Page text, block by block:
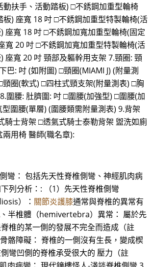
動扶手、活動踏板) □不銹鋼加重型輪椅
板) 座寬 18 吋 □不銹鋼加重型特製輪椅(活
座寬 18 吋 □不銹鋼加寬加重型輪椅(固定
寬 20 吋 □不銹鋼加寬加重型特製輪椅(活
座寬 20 吋 頸部及軀幹用支架 7.頸圈: 頸
巴: 吋 (如附圖) □頸圈(MIAMI J) (附量測
圈(軟式) □四柱式頸支架(附量測表) □胸
圍腰: 肚臍圍: 吋 □圍腰(加強型) □圍腰(加
圍腰(單層) (圍腰類需附量測表) 9.背架
騎士背架 □透氣式騎士泰勒背架 盥洗如廁
用椅 醫師(職名章):
彎： 包括先天性脊椎側彎、神經肌肉病
列分析：: （1）先天性脊椎側彎
）： 關節炎護膝通常與脊椎的異常有
半椎體（hemivertebra）異常： 屬於先
椎的某一側的發展不完全而造成（註
骼障礙： 脊椎的一側沒有生長，變成楔
彎凹側的脊椎承受很大的 壓力（註